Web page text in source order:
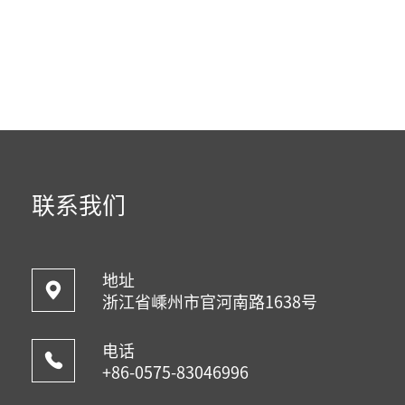
联系我们
地址
浙江省嵊州市官河南路1638号
电话
+86-0575-83046996